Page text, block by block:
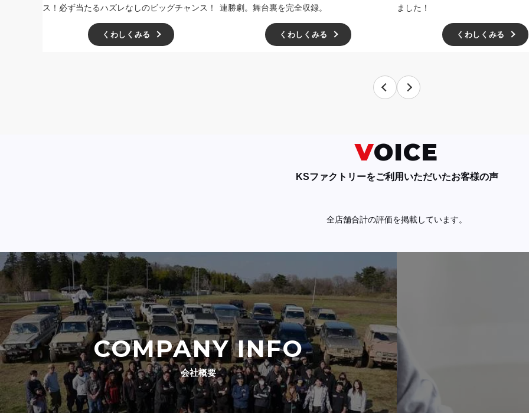
ス！必ず当たるハズレなしのビッグチャンス！
くわしくみる
連勝劇。舞台裏を完全収録。
くわしくみる
ました！
くわしくみる
VOICE
KSファクトリーをご利用いただいたお客様の声
全店舗合計の評価を掲載しています。
COMPANY INFO
会社概要